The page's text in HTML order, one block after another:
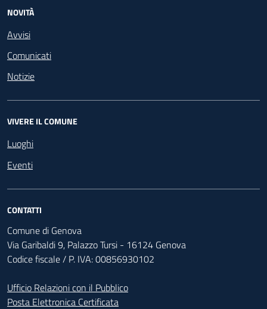
NOVITÀ
Avvisi
Comunicati
Notizie
VIVERE IL COMUNE
Luoghi
Eventi
CONTATTI
Comune di Genova
Via Garibaldi 9, Palazzo Tursi - 16124 Genova
Codice fiscale / P. IVA: 00856930102
Ufficio Relazioni con il Pubblico
Posta Elettronica Certificata